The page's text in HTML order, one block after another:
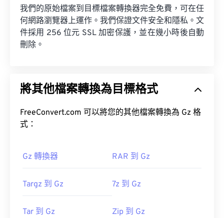
我們的原始檔案到目標檔案轉換器完全免費，可在任
何網路瀏覽器上運作。我們保證文件安全和隱私。文
件採用 256 位元 SSL 加密保護，並在幾小時後自動
刪除。
將其他檔案轉換為目標格式
FreeConvert.com 可以將您的其他檔案轉換為 Gz 格
式：
Gz 轉換器 RAR 到 Gz
Targz 到 Gz 7z 到 Gz
Tar 到 Gz Zip 到 Gz